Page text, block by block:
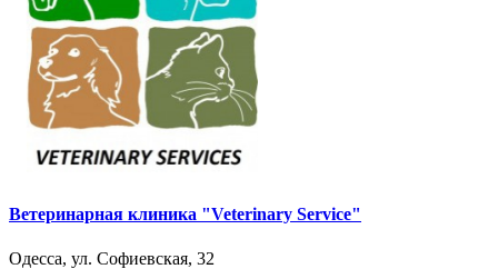
Ветеринарная клиника "Veterinary Service"
Одесса, ул. Софиевская, 32